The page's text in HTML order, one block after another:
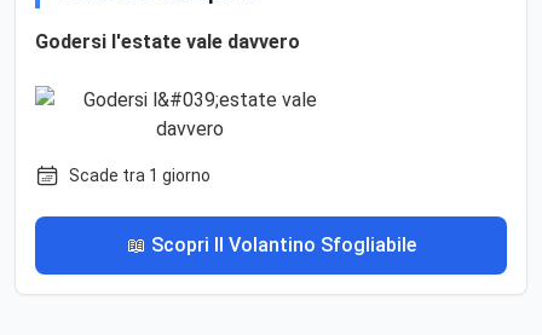
Godersi l'estate vale davvero
Scade tra 1 giorno
📖 Scopri Il Volantino Sfogliabile